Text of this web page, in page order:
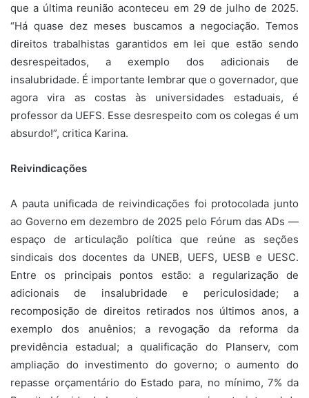
que a última reunião aconteceu em 29 de julho de 2025.
“Há quase dez meses buscamos a negociação. Temos
direitos trabalhistas garantidos em lei que estão sendo
desrespeitados, a exemplo dos adicionais de
insalubridade. É importante lembrar que o governador, que
agora vira as costas às universidades estaduais, é
professor da UEFS. Esse desrespeito com os colegas é um
absurdo!”, critica Karina.
Reivindicações
A pauta unificada de reivindicações foi protocolada junto
ao Governo em dezembro de 2025 pelo Fórum das ADs —
espaço de articulação política que reúne as seções
sindicais dos docentes da UNEB, UEFS, UESB e UESC.
Entre os principais pontos estão: a regularização de
adicionais de insalubridade e periculosidade; a
recomposição de direitos retirados nos últimos anos, a
exemplo dos anuênios; a revogação da reforma da
previdência estadual; a qualificação do Planserv, com
ampliação do investimento do governo; o aumento do
repasse orçamentário do Estado para, no mínimo, 7% da